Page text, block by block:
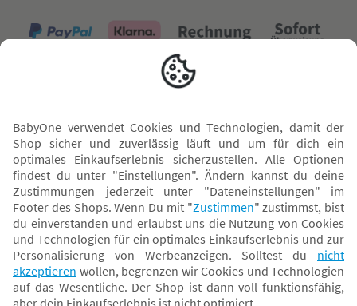
Versand mit
* Alle Preise inkl. MwSt. und ggf. zzgl.Versandkosten. Der dargestellte Preis gilt -
abhängig von der von dir gewählten Option - im BabyOne-Onlineshop oder bei
Abholung in dem von dir gewählten BabyOne-Franchise-Betrieb. Der für den
Onlineshop geltende Preis stellt bei einem Verkauf durch unsere Franchise-